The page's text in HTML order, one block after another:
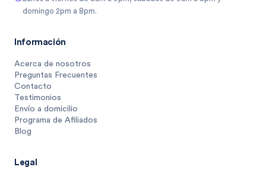
domingo 2pm a 8pm.
Información
Acerca de nosotros
Preguntas Frecuentes
Contacto
Testimonios
Envío a domicilio
Programa de Afiliados
Blog
Legal